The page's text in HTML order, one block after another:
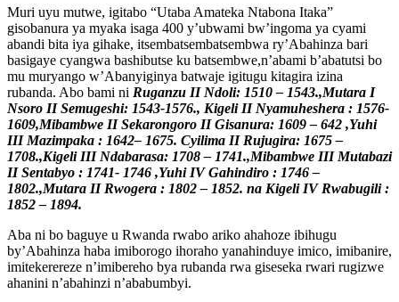
Muri uyu mutwe, igitabo “Utaba Amateka Ntabona Itaka”
gisobanura ya myaka isaga 400 y’ubwami bw’ingoma ya cyami
abandi bita iya gihake, itsembatsembatsembwa ry’Abahinza bari
basigaye cyangwa bashibutse ku batsembwe,n’abami b’abatutsi bo
mu muryango w’Abanyiginya batwaje igitugu kitagira izina
rubanda. Abo bami ni Ruganzu II Ndoli: 1510 – 1543.,Mutara I
Nsoro II Semugeshi: 1543-1576., Kigeli II Nyamuheshera : 1576-
1609,Mibambwe II Sekarongoro II Gisanura: 1609 – 642 ,Yuhi
III Mazimpaka : 1642– 1675. Cyilima II Rujugira: 1675 –
1708.,Kigeli III Ndabarasa: 1708 – 1741.,Mibambwe III Mutabazi
II Sentabyo : 1741- 1746 ,Yuhi IV Gahindiro : 1746 –
1802.,Mutara II Rwogera : 1802 – 1852. na Kigeli IV Rwabugili :
1852 – 1894.
Aba ni bo baguye u Rwanda rwabo ariko ahahoze ibihugu
by’Abahinza haba imiborogo ihoraho yanahinduye imico, imibanire,
imitekerereze n’imibereho bya rubanda rwa giseseka rwari rugizwe
ahanini n’abahinzi n’ababumbyi.